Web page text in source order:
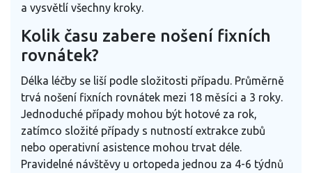
a vysvětlí všechny kroky.
Kolik času zabere nošení fixních
rovnátek?
Délka léčby se liší podle složitosti případu. Průměrně
trvá nošení fixních rovnátek mezi 18 měsíci a 3 roky.
Jednoduché případy mohou být hotové za rok,
zatímco složité případy s nutností extrakce zubů
nebo operativní asistence mohou trvat déle.
Pravidelné návštěvy u ortopeda jednou za 4-6 týdnů